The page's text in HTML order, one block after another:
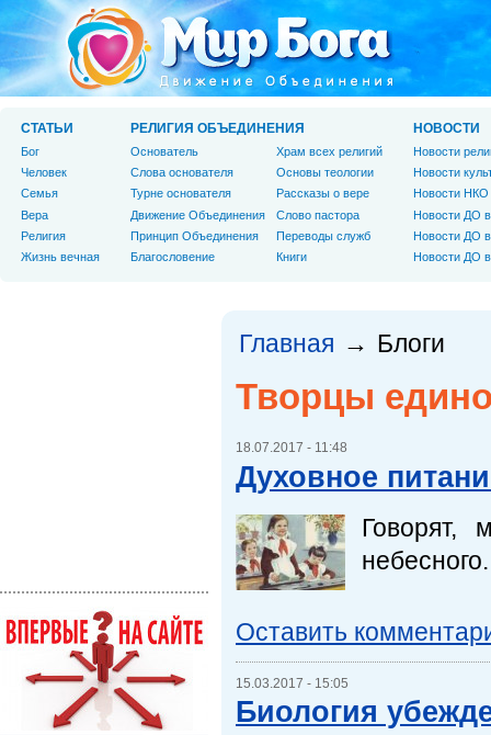
Главная → Блоги
Творцы
18.07.2017 - 11:48
Духовное
Говорят,
Оставить
15.03.2017 - 15:05
Биология
СТАТЬИ
Бог
Человек
Cемья
Вера
Религия
Жизнь вечная
РЕЛИГИЯ ОБЪЕДИНЕНИЯ
Основатель
Слова основателя
Турне основателя
Движение Объединения
Принцип Объединения
Благословение
Храм всех религий
Основы теологии
Рассказы о вере
Слово пастора
Переводы служб
Книги
НОВОСТИ
Новости
Новости
Новости НКО
Новости ДО
Новости ДО
Новости ДО